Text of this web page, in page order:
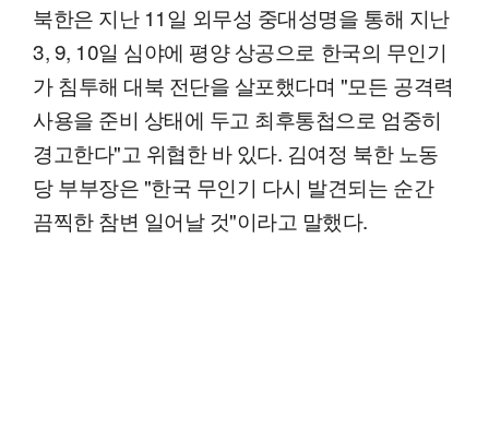
북한은 지난 11일 외무성 중대성명을 통해 지난
3, 9, 10일 심야에 평양 상공으로 한국의 무인기
가 침투해 대북 전단을 살포했다며 "모든 공격력
사용을 준비 상태에 두고 최후통첩으로 엄중히
경고한다"고 위협한 바 있다. 김여정 북한 노동
당 부부장은 "한국 무인기 다시 발견되는 순간
끔찍한 참변 일어날 것"이라고 말했다.